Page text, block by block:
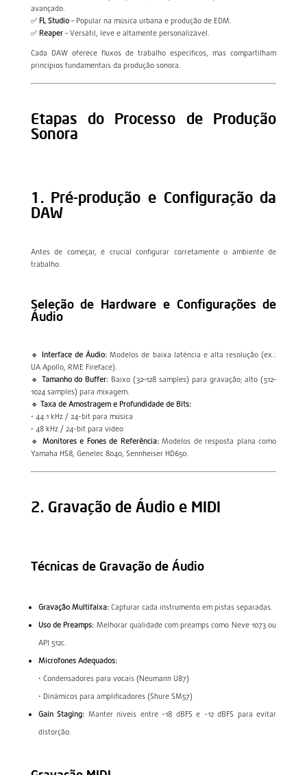
avançado.
✅ FL Studio– Popular na música urbana e produção de EDM.
✅ Reaper– Versátil, leve e altamente personalizável.
Cada DAW oferece fluxos de trabalho específicos, mas compartilham
princípios fundamentais da produção sonora.
Etapas do Processo de Produção
Sonora
1. Pré-produção e Configuração da
DAW
Antes de começar, é crucial configurar corretamente o ambiente de
trabalho.
Seleção de Hardware e Configurações de
Áudio
🔹 Interface de Áudio: Modelos de baixa latência e alta resolução (ex.:
UA Apollo, RME Fireface).
🔹 Tamanho do Buffer: Baixo (32–128 samples) para gravação; alto (512–
1024 samples) para mixagem.
🔹 Taxa de Amostragem e Profundidade de Bits:
• 44.1 kHz / 24-bit para música
• 48 kHz / 24-bit para vídeo
🔹 Monitores e Fones de Referência:Modelos de resposta plana como
Yamaha HS8, Genelec 8040, Sennheiser HD650.
2. Gravação de Áudio e MIDI
Técnicas de Gravação de Áudio
Gravação Multifaixa:Capturar cada instrumento em pistas separadas.
Uso de Preamps: Melhorar qualidade com preamps como Neve 1073 ou
API 512c.
Microfones Adequados:
• Condensadores para vocais (Neumann U87)
• Dinâmicos para amplificadores (Shure SM57)
Gain Staging: Manter níveis entre -18 dBFS e -12 dBFS para evitar
distorção.